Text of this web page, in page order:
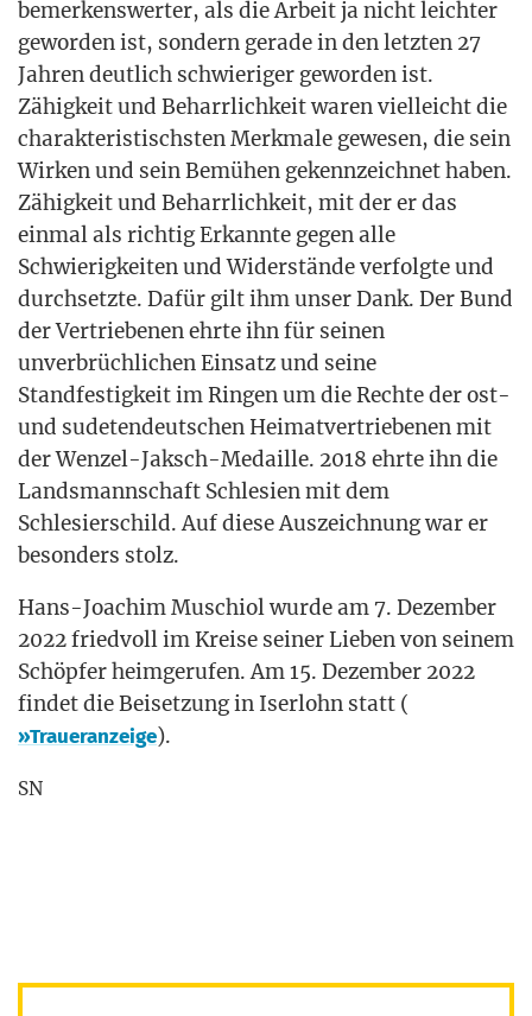
bemer­kens­wer­ter, als die Arbeit ja nicht leich­ter
gewor­den ist, son­dern gera­de in den letz­ten 27
Jah­ren deut­lich schwie­ri­ger gewor­den ist.
Zähig­keit und Beharr­lich­keit waren viel­leicht die
cha­rak­te­ris­tischs­ten Merk­ma­le gewe­sen, die sein
Wir­ken und sein Bemü­hen gekenn­zeich­net haben.
Zähig­keit und Beharr­lich­keit, mit der er das
ein­mal als rich­tig Erkann­te gegen alle
Schwie­rig­kei­ten und Wider­stän­de ver­folg­te und
durch­setz­te. Dafür gilt ihm unser Dank. Der Bund
der Ver­trie­be­nen ehr­te ihn für sei­nen
unver­brüch­li­chen Ein­satz und sei­ne
Stand­fes­tig­keit im Rin­gen um die Rech­te der ost-
und sude­ten­deut­schen Hei­mat­ver­trie­be­nen mit
der Wen­zel-Jaksch-Medail­le. 2018 ehr­te ihn die
Lands­mann­schaft Schle­si­en mit dem
Schle­si­er­schild. Auf die­se Aus­zeich­nung war er
beson­ders stolz.
Han­s­-Joa­chim Muschi­ol wur­de am 7. Dezem­ber
2022 fried­voll im Krei­se sei­ner Lie­ben von sei­nem
Schöp­fer heim­ge­ru­fen. Am 15. Dezem­ber 2022
fin­det die Bei­set­zung in Iser­lohn statt (
»Trau­er­an­zei­ge).
SN